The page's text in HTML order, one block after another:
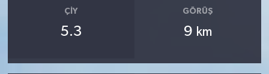
ÇIY
5.3
GÖRÜŞ
9 km